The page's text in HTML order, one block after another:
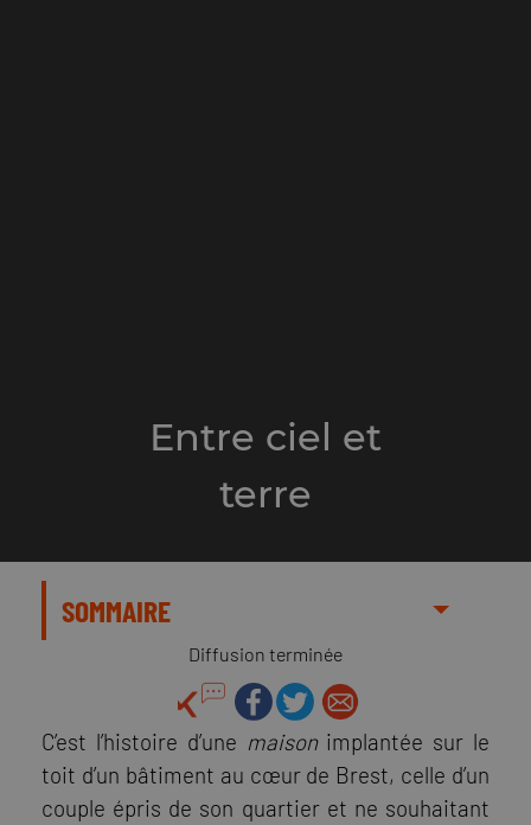
Entre ciel et
terre
SOMMAIRE
Diffusion terminée
C’est l’histoire d’une maisonimplantée sur le
toit d’un bâtiment au cœur de Brest, celle d’un
couple épris de son quartier et ne souhaitant